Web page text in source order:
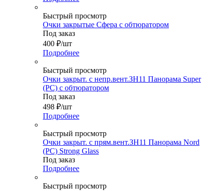
Быстрый просмотр
Очки закрытые Сфера с обтюратором
Под заказ
400 ₽/шт
Подробнее
Быстрый просмотр
Очки закрыт. с непр.вент.ЗН11 Панорама Super
(PС) с обтюратором
Под заказ
498 ₽/шт
Подробнее
Быстрый просмотр
Очки закрыт. с прям.вент.ЗН11 Панорама Nord
(PC) Strong Glass
Под заказ
Подробнее
Быстрый просмотр